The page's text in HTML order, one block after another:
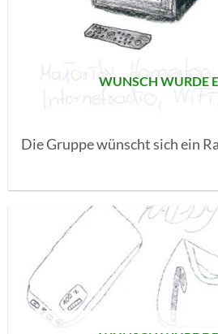
WUNSCH WURDE
Die Gruppe wünscht sich ein